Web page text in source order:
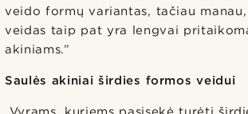
veido formų variantas, tačiau
veidas taip pat yra lengvai
akiniams.”
Saulės akiniai širdies formos veidui